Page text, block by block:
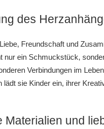
des
Freundschaft und
nur ein Schmuckstück,
Verbindungen im
lädt sie Kinder ein, ihrer
Materialien und